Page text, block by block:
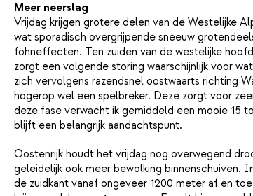
Meer neerslag
Vrijdag krijgen grotere delen van de Westelijke
wat sporadisch overgrijpende sneeuw
föhneffecten. Ten zuiden van de westelijke
zorgt een volgende storing waarschijnlijk voor
zich vervolgens razendsnel oostwaarts richting
hogerop wel een spelbreker. Deze zorgt voor
deze fase verwacht ik gemiddeld een mooie 15
blijft een belangrijk aandachtspunt.
Oostenrijk houdt het vrijdag nog overwegend
geleidelijk ook meer bewolking binnenschuiven.
de zuidkant vanaf ongeveer 1200 meter af en